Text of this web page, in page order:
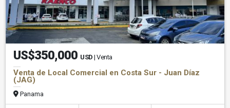
US$350,000 USD | Venta
Venta de Local Comercial en Costa Sur - Juan Díaz
(JAG)
Panama